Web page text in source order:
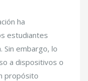
ha
estudiantes
Sin embargo, lo
a dispositivos o
propósito